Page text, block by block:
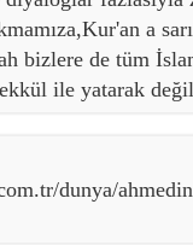
a
bizlere de tüm
ile yatarak
dunya/